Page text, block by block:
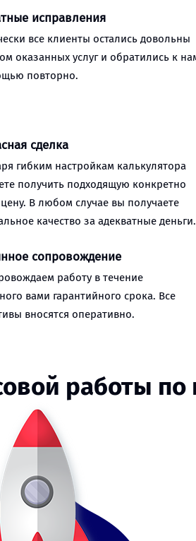
исправления
все клиенты остались довольны
оказанных услуг и обратились к
повторно.
сделка
гибким настройкам калькулятора
получить подходящую конкретно
В любом случае вы получаете
качество за адекватные деньги.
сопровождение
работу в течение
вами гарантийного срока. Все
вносятся оперативно.
работы по